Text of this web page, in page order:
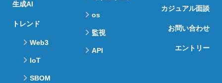
生成AI
トレンド
Web3
IoT
SBOM
os
監視
API
カジュアル面談
お問い合わせ
エントリー